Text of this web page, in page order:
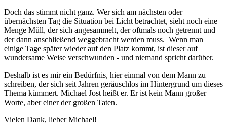
Doch das stimmt nicht ganz. Wer sich am nächsten oder
übernächsten Tag die Situation bei Licht betrachtet, sieht noch eine
Menge Müll, der sich angesammelt, der oftmals noch getrennt und
der dann anschließend weggebracht werden muss. Wenn man
einige Tage später wieder auf den Platz kommt, ist dieser auf
wundersame Weise verschwunden - und niemand spricht darüber.
Deshalb ist es mir ein Bedürfnis, hier einmal von dem Mann zu
schreiben, der sich seit Jahren geräuschlos im Hintergrund um dieses
Thema kümmert. Michael Jost heißt er. Er ist kein Mann großer
Worte, aber einer der großen Taten.
Vielen Dank, lieber Michael!